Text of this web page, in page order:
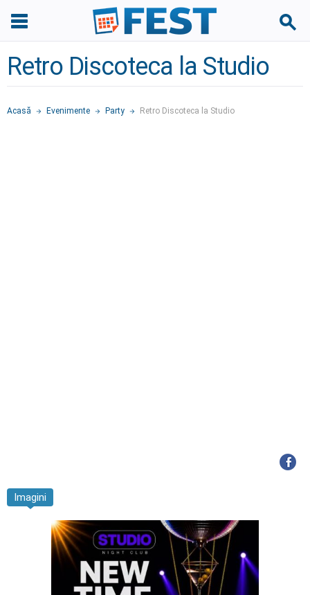
Retro Discoteca la Studio
Acasă Evenimente Party Retro Discoteca la Studio
Imagini